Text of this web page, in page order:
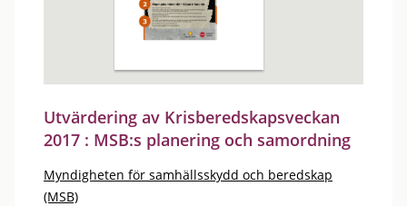
Utvärdering av Krisberedskapsveckan
2017 : MSB:s planering och samordning
Myndigheten för samhällsskydd och beredskap
(MSB)